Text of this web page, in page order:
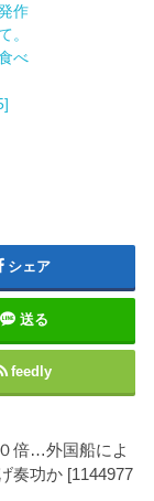
作
。
べ
シェア
送る
feedly
倍…外国船によ
奏功か [1144977